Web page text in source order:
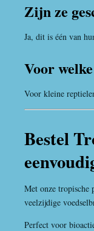
Zijn ze
Ja, dit is één van
Voor
Voor kleine
Bestel
Met onze tropische
veelzijdige
Perfect voor